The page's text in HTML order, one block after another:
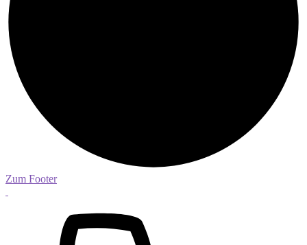
Zum Footer